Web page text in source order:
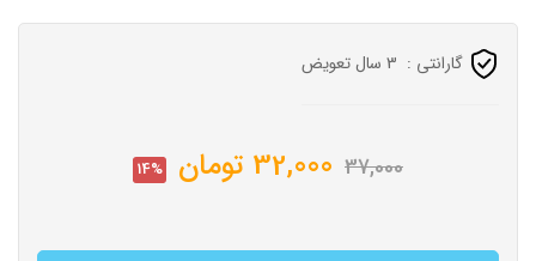
گارانتی : 3 سال تعویض
37,000
32,000 تومان 14%